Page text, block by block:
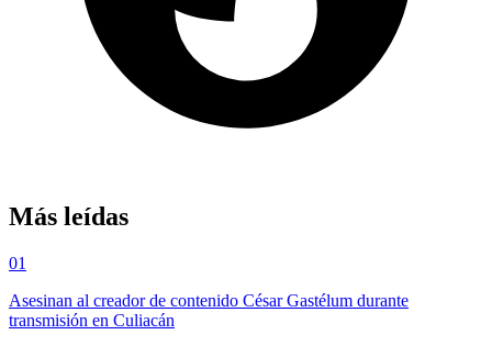
Más leídas
01
Asesinan al creador de contenido César Gastélum durante
transmisión en Culiacán